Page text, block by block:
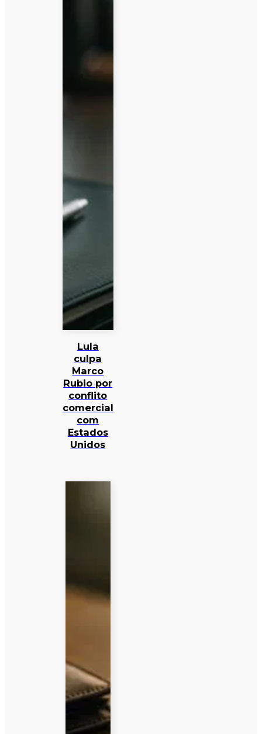
Lula
culpa
Marco
Rubio por
conflito
comercial
com
Estados
Unidos